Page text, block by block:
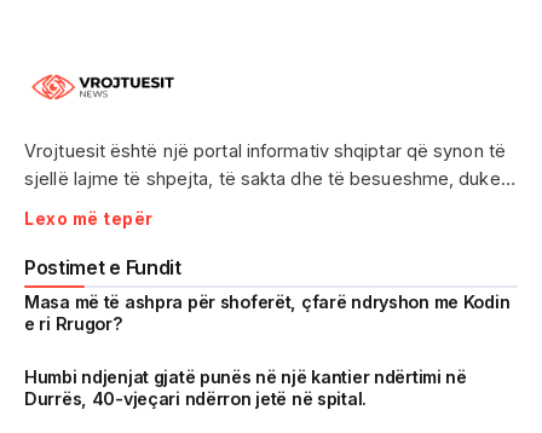
Vrojtuesit është një portal informativ shqiptar që synon të
sjellë lajme të shpejta, të sakta dhe të besueshme, duke
treguar realitetin pa çensurë. Fokus i punës sonë janë
ngjarjet e aktualitetit, problematikat sociale, denoncimet
qytetare dhe zhvillimet që prekin drejtpërdrejt jetën e
përditshme të shqiptarëve.
arritura në një kohë shumë të shkurtër, Vrojtuesit është
kthyer në një zë të fortë informimi dhe një pasqyrë reale të
Lexo më tepër
Postimet e Fundit
Masa më të ashpra për shoferët, çfarë ndryshon me Kodin
e ri Rrugor?
Humbi ndjenjat gjatë punës në një kantier ndërtimi në
Durrës, 40-vjeçari ndërron jetë në spital.